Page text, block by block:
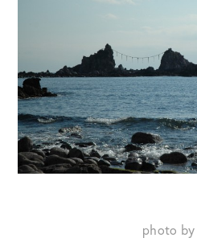
photo by